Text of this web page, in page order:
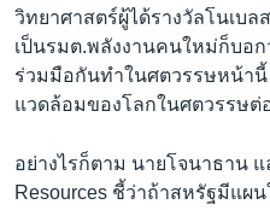
เลือกภาษา
วิทยาศาสตร์ผู้ได้รางวัลโนเบ
เป็นรมต.พลังงานคนใหม่ก็บอก
ร่วมมือกันทำในศตวรรษหน้า
แวดล้อมของโลกในศตวรรษต่
อย่างไรก็ตาม นายโจนาธาน
Resources ชี้ว่าถ้าสหรัฐมีแผ